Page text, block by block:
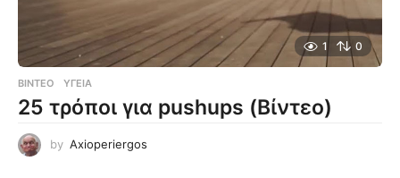
1 0
ΒΊΝΤΕΟ ΥΓΕΊΑ
25 τρόποι για pushups (Βίντεο)
by Axioperiergos